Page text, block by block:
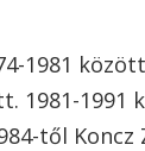
1981
1981-1991
től Koncz